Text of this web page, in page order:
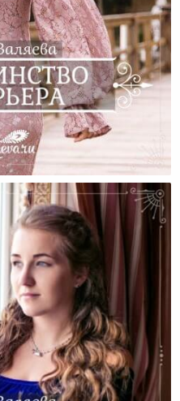
И Карьера